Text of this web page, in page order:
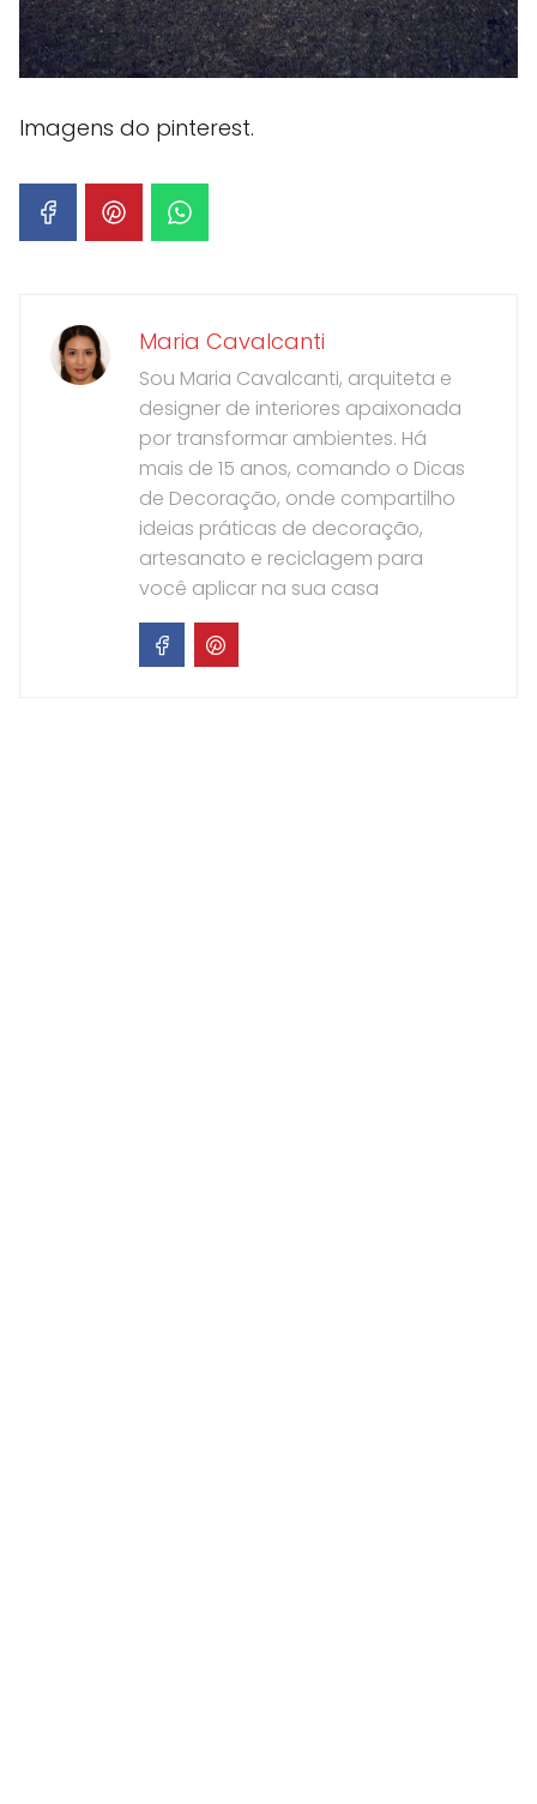
Imagens do pinterest.
Maria Cavalcanti
Sou Maria Cavalcanti, arquiteta e
designer de interiores apaixonada
por transformar ambientes. Há
mais de 15 anos, comando o Dicas
de Decoração, onde compartilho
ideias práticas de decoração,
artesanato e reciclagem para
você aplicar na sua casa